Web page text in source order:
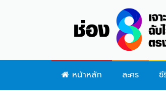
หน้าหลัก ละคร ซี